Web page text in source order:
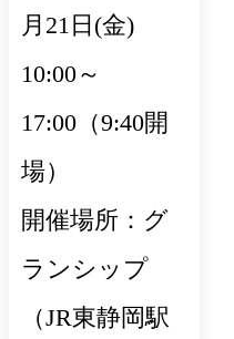
月21日(金)
10:00～
17:00（9:40開
場）
開催場所：グ
ランシップ
（JR東静岡駅